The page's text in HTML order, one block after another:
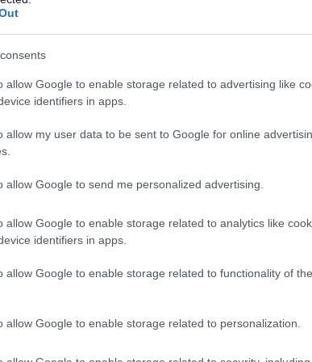
allow Google to enable storage related to advertising like
identifiers in apps.
allow my user data to be sent to Google for online
allow Google to send me personalized advertising.
allow Google to enable storage related to analytics like
identifiers in apps.
allow Google to enable storage related to functionality of
allow Google to enable storage related to personalization.
στην ενέργεια επηρεάζουν άμεσα
έχει οδηγήσει σε σημαντική
έχουν εντείνει την αβεβαιότητα στις
στο κόστος πετρελαίου και φυσικού
καθημερινότητα. Το γεγονός αυτό
Πότε θα πληρωθεί η νέα δόση για το